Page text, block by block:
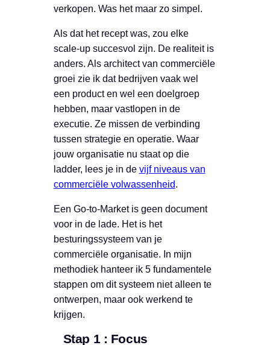
verkopen. Was het maar zo simpel.
Als dat het recept was, zou elke
scale-up succesvol zijn. De realiteit is
anders. Als architect van commerciële
groei zie ik dat bedrijven vaak wel
een product en wel een doelgroep
hebben, maar vastlopen in de
executie. Ze missen de verbinding
tussen strategie en operatie. Waar
jouw organisatie nu staat op die
ladder, lees je in de vijf niveaus van
commerciële volwassenheid.
Een Go-to-Market is geen document
voor in de lade. Het is het
besturingssysteem van je
commerciële organisatie. In mijn
methodiek hanteer ik 5 fundamentele
stappen om dit systeem niet alleen te
ontwerpen, maar ook werkend te
krijgen.
Stap 1 : Focus